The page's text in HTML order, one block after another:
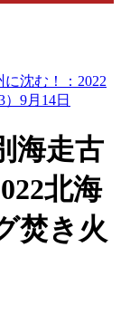
沈む！：2022
9月14日
海走古
北海
焚き火